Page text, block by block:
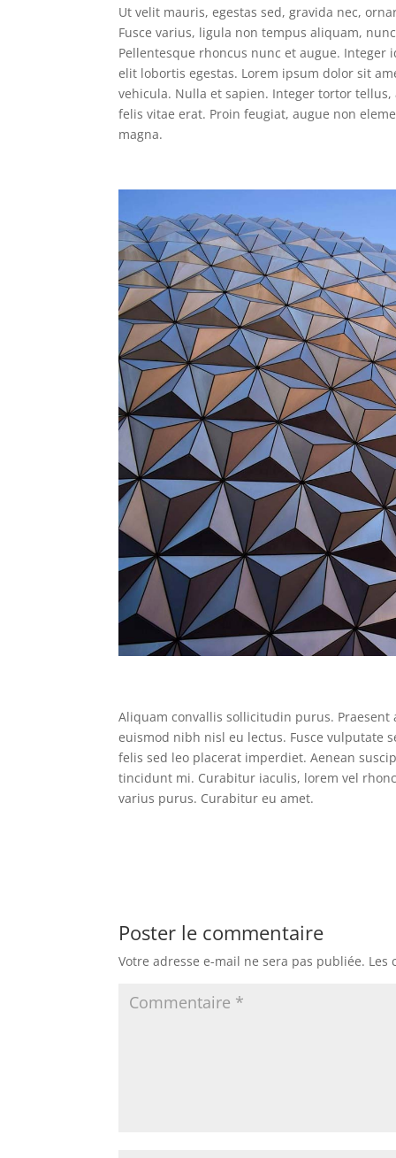
Ut velit mauris, egestas sed, gravida nec,
Fusce varius, ligula non tempus aliquam,
Pellentesque rhoncus nunc et augue.
elit lobortis egestas. Lorem ipsum dolor sit
vehicula. Nulla et sapien. Integer tortor
felis vitae erat. Proin feugiat, augue non
magna.
Aliquam convallis sollicitudin purus.
euismod nibh nisl eu lectus. Fusce vulputate
felis sed leo placerat imperdiet. Aenean
tincidunt mi. Curabitur iaculis, lorem vel
varius purus. Curabitur eu amet.
Poster le commentaire
Votre adresse e-mail ne sera pas publiée. Les